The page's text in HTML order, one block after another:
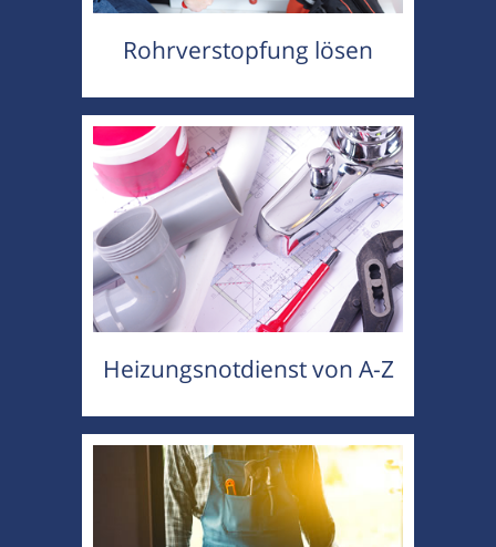
Rohrverstopfung lösen
Heizungsnotdienst von A-Z